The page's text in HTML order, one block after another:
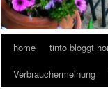
home tinto bloggt
Verbrauchermeinung